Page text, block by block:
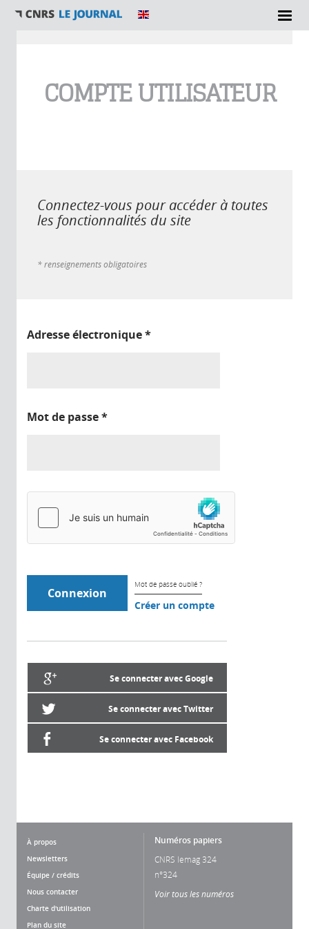
COMPTE UTILISATEUR
Connectez-vous pour accéder à toutes
les fonctionnalités du site
* renseignements obligatoires
Adresse électronique*
Mot de passe*
Mot de passe oublié ?
Créer un compte
Se connecter avec Google
Se connecter avec Twitter
Se connecter avec Facebook
À propos
Newsletters
Équipe / crédits
Nous contacter
Charte d'utilisation
Plan du site
Numéros papiers
CNRS lemag 324
n°324
Voir tous les numéros